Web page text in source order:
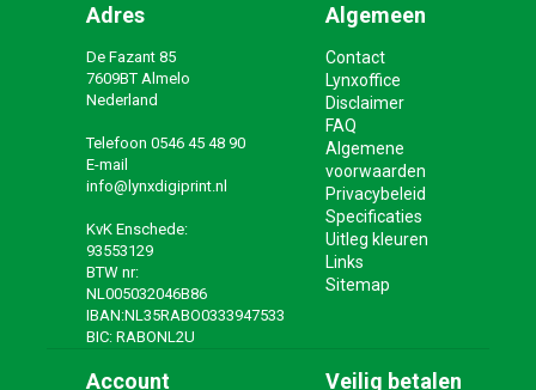
Adres
De Fazant 85
7609BT Almelo
Nederland
Telefoon 0546 45 48 90
E-mail
info@lynxdigiprint.nl
KvK Enschede:
93553129
BTW nr:
NL005032046B86
IBAN:NL35RABO0333947533
BIC: RABONL2U
Algemeen
Contact
Lynxoffice
Disclaimer
FAQ
Algemene
voorwaarden
Privacybeleid
Specificaties
Uitleg kleuren
Links
Sitemap
Account Veilig betalen